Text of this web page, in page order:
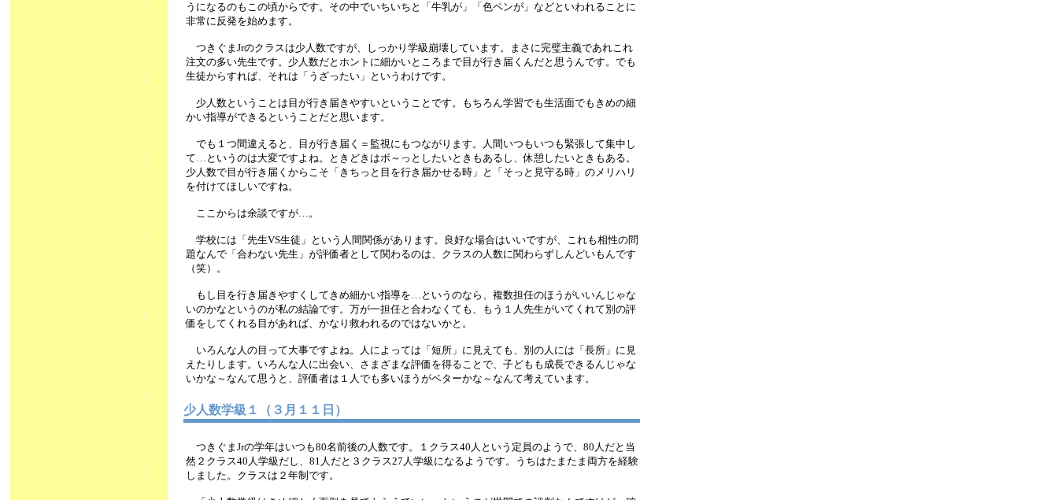
うになるのもこの頃からです。その中でいちいちと「牛乳が」「色ペンが」などといわれることに
非常に反発を始めます。
つきぐまJrのクラスは少人数ですが、しっかり学級崩壊しています。まさに完璧主義であれこれ
注文の多い先生です。少人数だとホントに細かいところまで目が行き届くんだと思うんです。でも
生徒からすれば、それは「うざったい」というわけです。
少人数ということは目が行き届きやすいということです。もちろん学習でも生活面でもきめの細
かい指導ができるということだと思います。
でも１つ間違えると、目が行き届く＝監視にもつながります。人間いつもいつも緊張して集中し
て…というのは大変ですよね。ときどきはボ～っとしたいときもあるし、休憩したいときもある。
少人数で目が行き届くからこそ「きちっと目を行き届かせる時」と「そっと見守る時」のメリハリ
を付けてほしいですね。
ここからは余談ですが…。
学校には「先生VS生徒」という人間関係があります。良好な場合はいいですが、これも相性の問
題なんで「合わない先生」が評価者として関わるのは、クラスの人数に関わらずしんどいもんです
（笑）。
もし目を行き届きやすくしてきめ細かい指導を…というのなら、複数担任のほうがいいんじゃな
いのかなというのが私の結論です。万が一担任と合わなくても、もう１人先生がいてくれて別の評
価をしてくれる目があれば、かなり救われるのではないかと。
いろんな人の目って大事ですよね。人によっては「短所」に見えても、別の人には「長所」に見
えたりします。いろんな人に出会い、さまざまな評価を得ることで、子どもも成長できるんじゃな
いかな～なんて思うと、評価者は１人でも多いほうがベターかな～なんて考えています。
少人数学級１（３月１１日）
つきぐまJrの学年はいつも80名前後の人数です。１クラス40人という定員のようで、80人だと当
然２クラス40人学級だし、81人だと３クラス27人学級になるようです。うちはたまたま両方を経験
しました。クラスは２年制です。